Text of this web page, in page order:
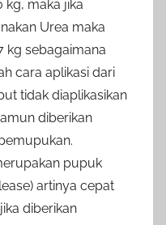
kg, maka jika
Urea maka
kg sebagaimana
cara aplikasi dari
tidak diaplikasikan
diberikan
pupuk
artinya cepat
diberikan